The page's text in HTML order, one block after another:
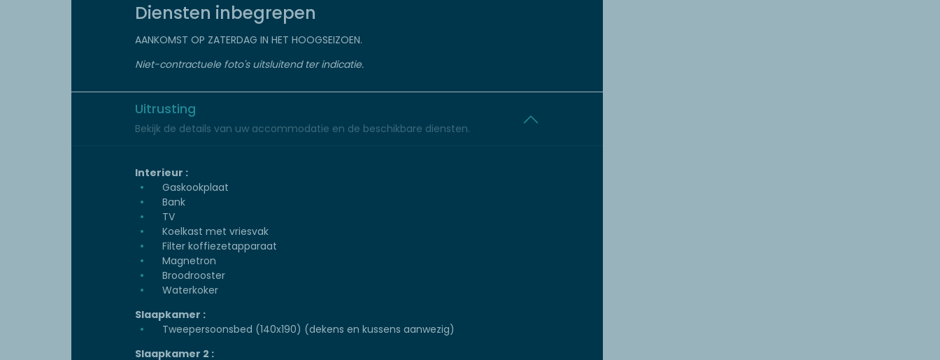
Diensten inbegrepen
AANKOMST OP ZATERDAG IN HET HOOGSEIZOEN.
Niet-contractuele foto's uitsluitend ter indicatie.
Uitrusting
Bekijk de details van uw accommodatie en de beschikbare diensten.
Interieur :
Gaskookplaat
Bank
TV
Koelkast met vriesvak
Filter koffiezetapparaat
Magnetron
Broodrooster
Waterkoker
Slaapkamer :
Tweepersoonsbed (140x190) (dekens en kussens aanwezig)
Slaapkamer 2 :